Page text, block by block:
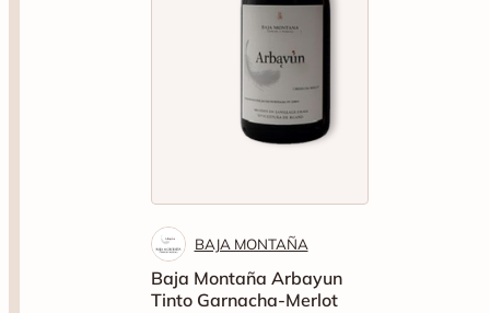
BAJA MONTAÑA
Baja Montaña Arbayun
Tinto Garnacha-Merlot